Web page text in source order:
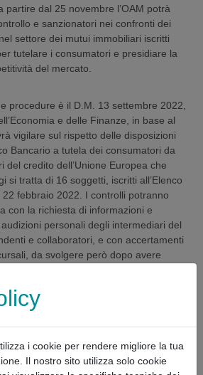
partire dal 25 novembre l’OAM potrà
e sanzionatori nei confronti dei
settore dei mutui immobiliari iscritti
tutelare i consumatori e presidiare la
del mercato.
procedure è il D.M. 13 settembre 2022,
e delle Finanze, in base al
vigilare sul rispetto delle disposizioni
Bancario a tutela dei consumatori da
del credito dell’Unione Europea che
si tratta di 16 soggetti, iscritti all’Elenco
febbraio 2022. I controlli potranno
con la richiesta di informazioni e
personali degli intermediari del
e collaboratori, e con accertamenti
da svolgere però dopo avere
effettuate sulla base di un
caso di comportamenti contrari alle
e sulla correttezza delle informazioni
i cookie per rendere migliore la tua
Il nostro sito utilizza solo cookie